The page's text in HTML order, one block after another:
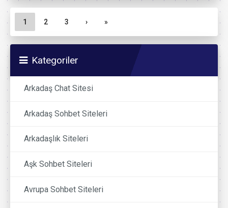
Sayfa gezinme
Geçerli Sayfa
1 Sayfa
2 Sayfa
3 › »
Kategoriler
Arkadaş Chat Sitesi
Arkadaş Sohbet Siteleri
Arkadaşlık Siteleri
Aşk Sohbet Siteleri
Avrupa Sohbet Siteleri